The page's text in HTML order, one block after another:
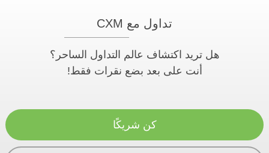
تداول مع CXM
هل تريد اكتشاف عالم التداول الساحر؟
أنت على بعد بضع نقرات فقط!
كن شريكًا